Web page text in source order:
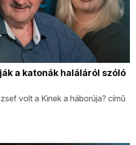
a katonák haláláról szóló
volt a Kinek a háborúja? című